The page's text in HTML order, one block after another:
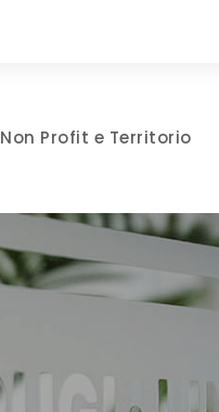
Non Profit e Territorio